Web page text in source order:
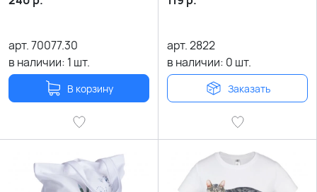
арт.70077.30
в наличии: 1 шт.
В корзину
арт.2822
в наличии: 0 шт.
Заказать